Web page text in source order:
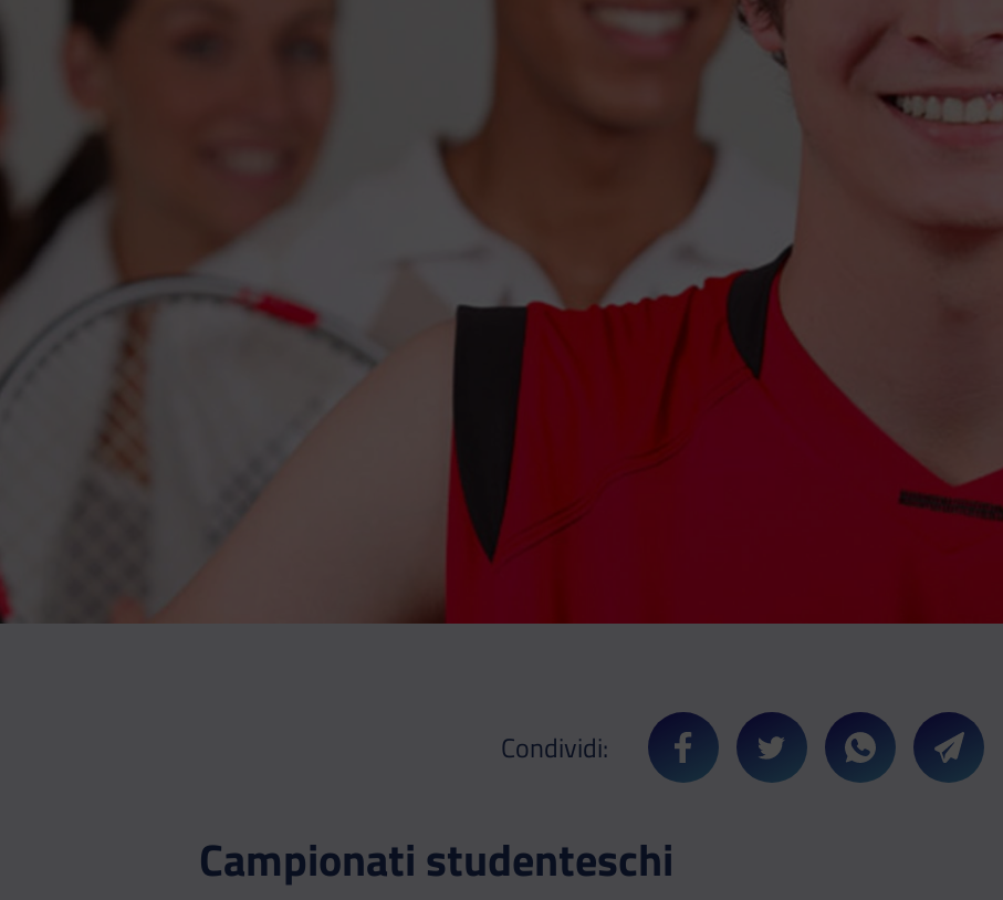
Condividi: Condividi su Facebook
Condividi su Twitter
Condividi su
Campionati studenteschi